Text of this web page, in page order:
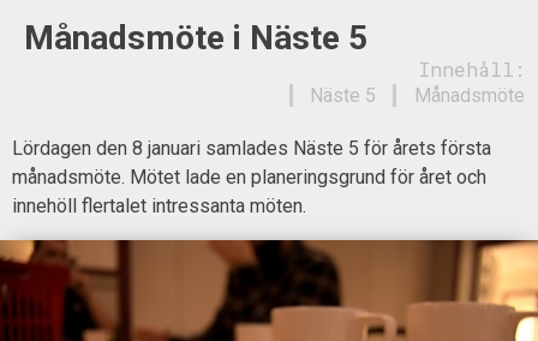
Månadsmöte i Näste 5
Innehåll:
Månadsmöte
Näste 5
Lördagen den 8 januari samlades Näste 5 för årets första
månadsmöte. Mötet lade en planeringsgrund för året och
innehöll flertalet intressanta möten.